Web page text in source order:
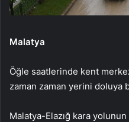
Malatya
Öğle saatlerinde kent
zaman zaman yerini doluya
Malatya-Elazığ kara